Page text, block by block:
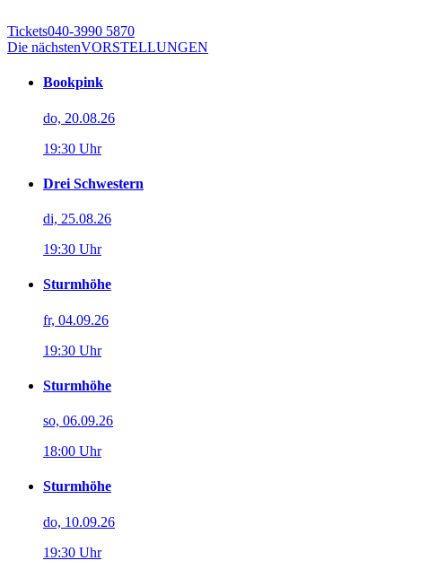
Tickets040-3990 5870
Die nächstenVORSTELLUNGEN
Bookpink
do, 20.08.26
19:30 Uhr
Drei Schwestern
di, 25.08.26
19:30 Uhr
Sturmhöhe
fr, 04.09.26
19:30 Uhr
Sturmhöhe
so, 06.09.26
18:00 Uhr
Sturmhöhe
do, 10.09.26
19:30 Uhr